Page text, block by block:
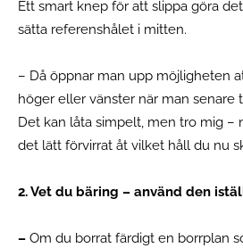
Ett smart knep för att slippa göra
sätta referenshålet i mitten.
– Då öppnar man upp möjligheten
höger eller vänster när man senare
Det kan låta simpelt, men tro mig –
det lätt förvirrat åt vilket håll du nu
2. Vet du bäring – använd den
– Om du borrat färdigt en borrplan